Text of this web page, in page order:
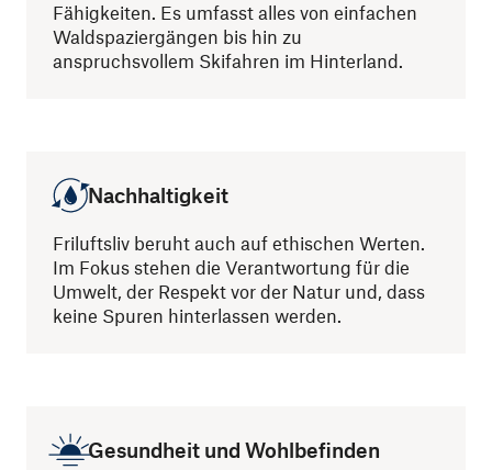
Fähigkeiten. Es umfasst alles von einfachen
Waldspaziergängen bis hin zu
anspruchsvollem Skifahren im Hinterland.
Nachhaltigkeit
Friluftsliv beruht auch auf ethischen Werten.
Im Fokus stehen die Verantwortung für die
Umwelt, der Respekt vor der Natur und, dass
keine Spuren hinterlassen werden.
Gesundheit und Wohlbefinden